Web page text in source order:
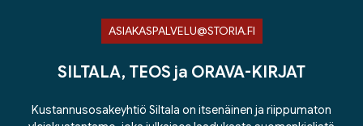
ASIAKASPALVELU@STORIA.FI
SILTALA, TEOS ja ORAVA-KIRJAT
Kustannusosakeyhtiö Siltala on itsenäinen ja riippumaton